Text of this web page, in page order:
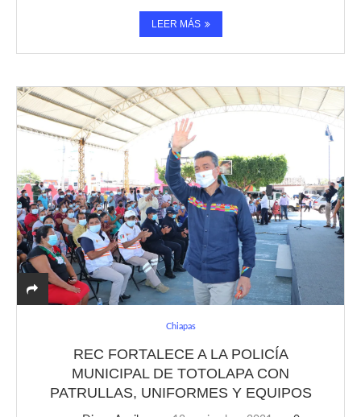
LEER MÁS
Chiapas
REC FORTALECE A LA POLICÍA
MUNICIPAL DE TOTOLAPA CON
PATRULLAS, UNIFORMES Y EQUIPOS